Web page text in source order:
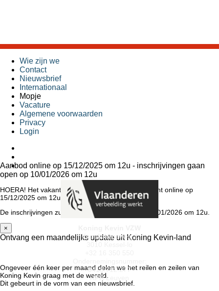
Wie zijn we
Contact
Nieuwsbrief
Internationaal
Mopje
Vacature
Algemene voorwaarden
Privacy
Login
Kapellekensweg 2
0418.712.277
RPR Leuven
Aanbod online op 15/12/2025 om 12u - inschrijvingen gaan
open op 10/01/2026 om 12u
HOERA! Het vakantieaanbod van Koning Kevin komt online op
15/12/2025 om 12u.
De inschrijvingen zullen opengaan op zaterdag 10/01/2026 om 12u.
×
Ontvang een maandelijks update uit Koning Kevin-land
Ongeveer één keer per maand delen we het reilen en zeilen van
Koning Kevin graag met de wereld.
Dit gebeurt in de vorm van een nieuwsbrief.